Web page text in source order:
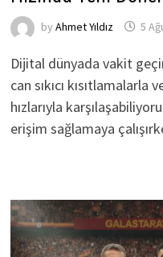
by Ahmet Yıldız 5
Dijital dünyada vakit
can sıkıcı kısıtlamalarla
hızlarıyla
erişim sağlamaya